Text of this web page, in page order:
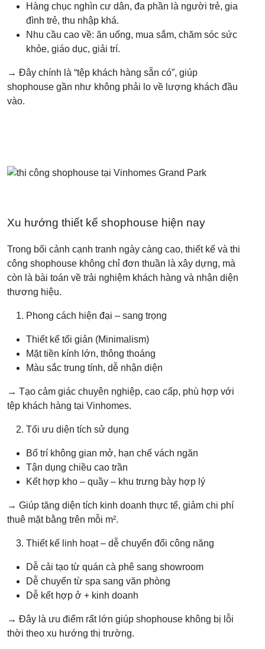
Hàng chục nghìn cư dân, đa phần là người trẻ, gia
đình trẻ, thu nhập khá.
Nhu cầu cao về: ăn uống, mua sắm, chăm sóc sức
khỏe, giáo dục, giải trí.
→ Đây chính là “tệp khách hàng sẵn có”, giúp
shophouse gần như không phải lo về lượng khách đầu
vào.
Xu hướng thiết kế shophouse hiện nay
Trong bối cảnh cạnh tranh ngày càng cao, thiết kế và thi
công shophouse không chỉ đơn thuần là xây dựng, mà
còn là bài toán về trải nghiệm khách hàng và nhận diện
thương hiệu.
Phong cách hiện đại – sang trọng
Thiết kế tối giản (Minimalism)
Mặt tiền kính lớn, thông thoáng
Màu sắc trung tính, dễ nhận diện
→ Tạo cảm giác chuyên nghiệp, cao cấp, phù hợp với
tệp khách hàng tại Vinhomes.
Tối ưu diện tích sử dụng
Bố trí không gian mở, hạn chế vách ngăn
Tận dụng chiều cao trần
Kết hợp kho – quầy – khu trưng bày hợp lý
→ Giúp tăng diện tích kinh doanh thực tế, giảm chi phí
thuê mặt bằng trên mỗi m².
Thiết kế linh hoạt – dễ chuyển đổi công năng
Dễ cải tạo từ quán cà phê sang showroom
Dễ chuyển từ spa sang văn phòng
Dễ kết hợp ở + kinh doanh
→ Đây là ưu điểm rất lớn giúp shophouse không bị lỗi
thời theo xu hướng thị trường.